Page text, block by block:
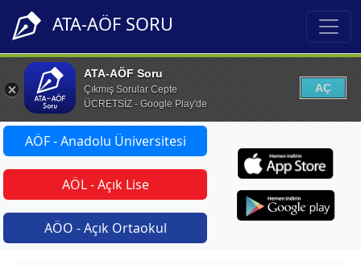
ATA-AÖF SORU
ATA-AÖF Soru
Çıkmış Sorular Cepte
ÜCRETSİZ - Google Play'de
AÇ
AÖF - Anadolu Üniversitesi
AÖL - Açık Lise
AÖO - Açık Ortaokul